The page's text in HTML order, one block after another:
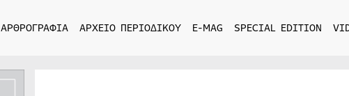
ΑΡΘΡΟΓΡΑΦΙΑ ΑΡΧΕΙΟ ΠΕΡΙΟΔΙΚΟΥ E-MAG SPECIAL EDITION